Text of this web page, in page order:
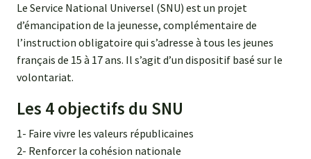
Le Service National Universel (SNU) est un projet
d’émancipation de la jeunesse, complémentaire de
l’instruction obligatoire qui s’adresse à tous les jeunes
français de 15 à 17 ans. Il s’agit d’un dispositif basé sur le
volontariat.
Les 4 objectifs du SNU
1- Faire vivre les valeurs républicaines
2- Renforcer la cohésion nationale